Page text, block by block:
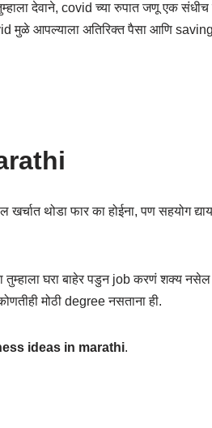
देवाने, covid च्या रुपात जणू एक संधीच
मुळे आपल्याला अतिरिक्त पैसा आणि
थोडा फार का होईना, पण सहयोग
तुम्हाला घरा बाहेर पडुन job करणं शक्य
मोठी degree नसताना ही.
ideas in marathi.